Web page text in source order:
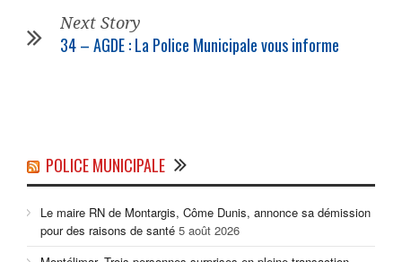
Next Story
34 – AGDE : La Police Municipale vous informe
POLICE MUNICIPALE
Le maire RN de Montargis, Côme Dunis, annonce sa démission
pour des raisons de santé 5 août 2026